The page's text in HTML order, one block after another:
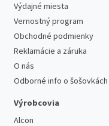
Výdajné miesta
Vernostný program
Obchodné podmienky
Reklamácie a záruka
O nás
Odborné info o šošovkách
Výrobcovia
Alcon